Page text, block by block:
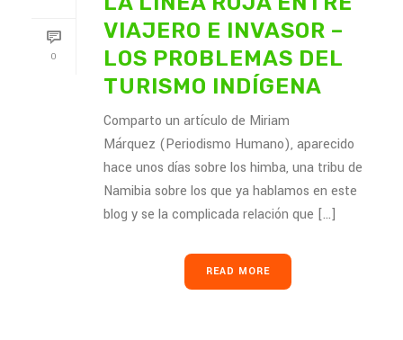
0
VIAJERO E INVASOR –
LOS PROBLEMAS DEL
TURISMO INDÍGENA
Comparto un artículo de Miriam
Márquez (Periodismo Humano), aparecido
hace unos días sobre los himba, una tribu de
Namibia sobre los que ya hablamos en este
blog y se la complicada relación que [...]
READ MORE